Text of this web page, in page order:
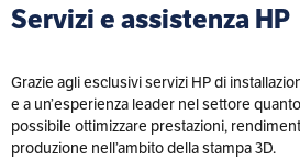
Servizi e assistenza HP
Grazie agli esclusivi servizi HP di
e a un’esperienza leader nel settore
possibile ottimizzare prestazioni,
produzione nell’ambito della stampa 3D.